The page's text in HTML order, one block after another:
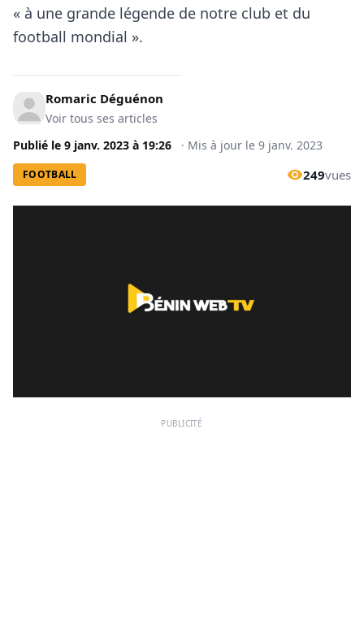
« à une grande légende de notre club et du
football mondial ».
Romaric Déguénon
Voir tous ses articles
Publié le 9 janv. 2023 à 19:26 · Mis à jour le 9 janv. 2023
FOOTBALL 249vues
PUBLICITÉ